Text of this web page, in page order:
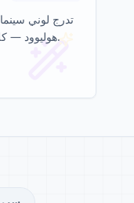
تدرج لوني
هوليوود — كل ذلك دون الثمن الاستوديوي الباهظ.